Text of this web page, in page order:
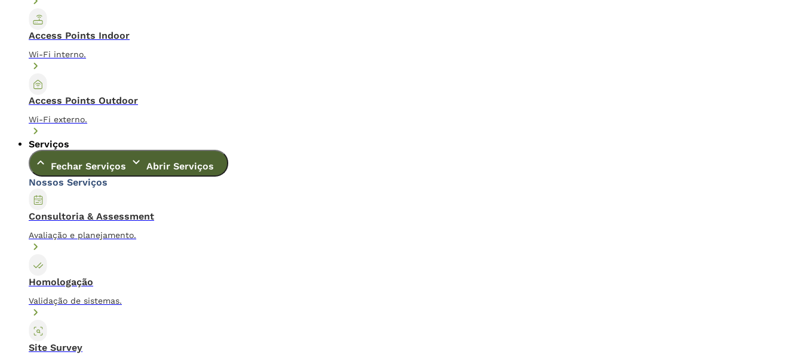
Access Points Indoor
Wi-Fi interno.
Access Points Outdoor
Wi-Fi externo.
Serviços
Fechar Serviços
Abrir Serviços
Nossos Serviços
Consultoria & Assessment
Avaliação e planejamento.
Homologação
Validação de sistemas.
Site Survey